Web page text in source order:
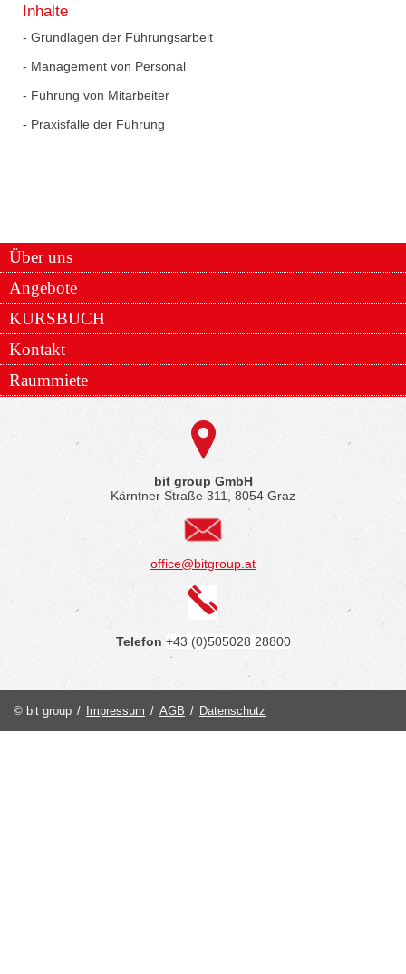
Inhalte
- Grundlagen der Führungsarbeit
- Management von Personal
- Führung von Mitarbeiter
- Praxisfälle der Führung
Über uns
Angebote
KURSBUCH
Kontakt
Raummiete
bit group GmbH
Kärntner Straße 311, 8054 Graz
office@bitgroup.at
Telefon +43 (0)505028 28800
© bit group / Impressum / AGB / Datenschutz